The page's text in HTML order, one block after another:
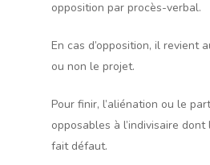
opposition par procès-verbal.
En cas d’opposition, il revient
ou non le projet.
Pour finir, l’aliénation ou le
opposables à l’indivisaire
fait défaut.